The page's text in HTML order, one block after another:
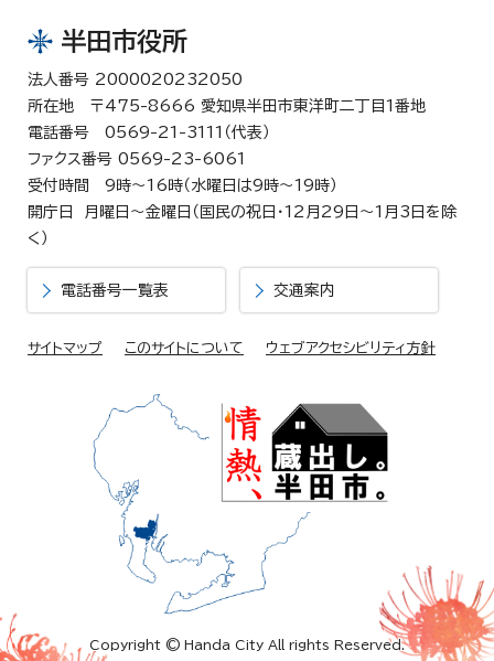
半田市役所
法人番号 2000020232050
所在地 〒475-8666 愛知県半田市東洋町二丁目1番地
電話番号 0569-21-3111（代表）
ファクス番号 0569-23-6061
受付時間 9時～16時（水曜日は9時～19時）
開庁日 月曜日～金曜日（国民の祝日・12月29日～1月3日を除
く）
電話番号一覧表 交通案内
サイトマップ このサイトについて ウェブアクセシビリティ方針
Copyright © Handa City All rights Reserved.